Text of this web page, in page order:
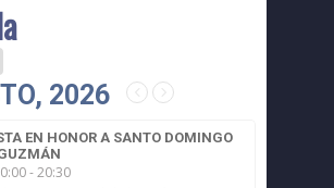
2026
EN HONOR A SANTO DOMINGO
- 20:30